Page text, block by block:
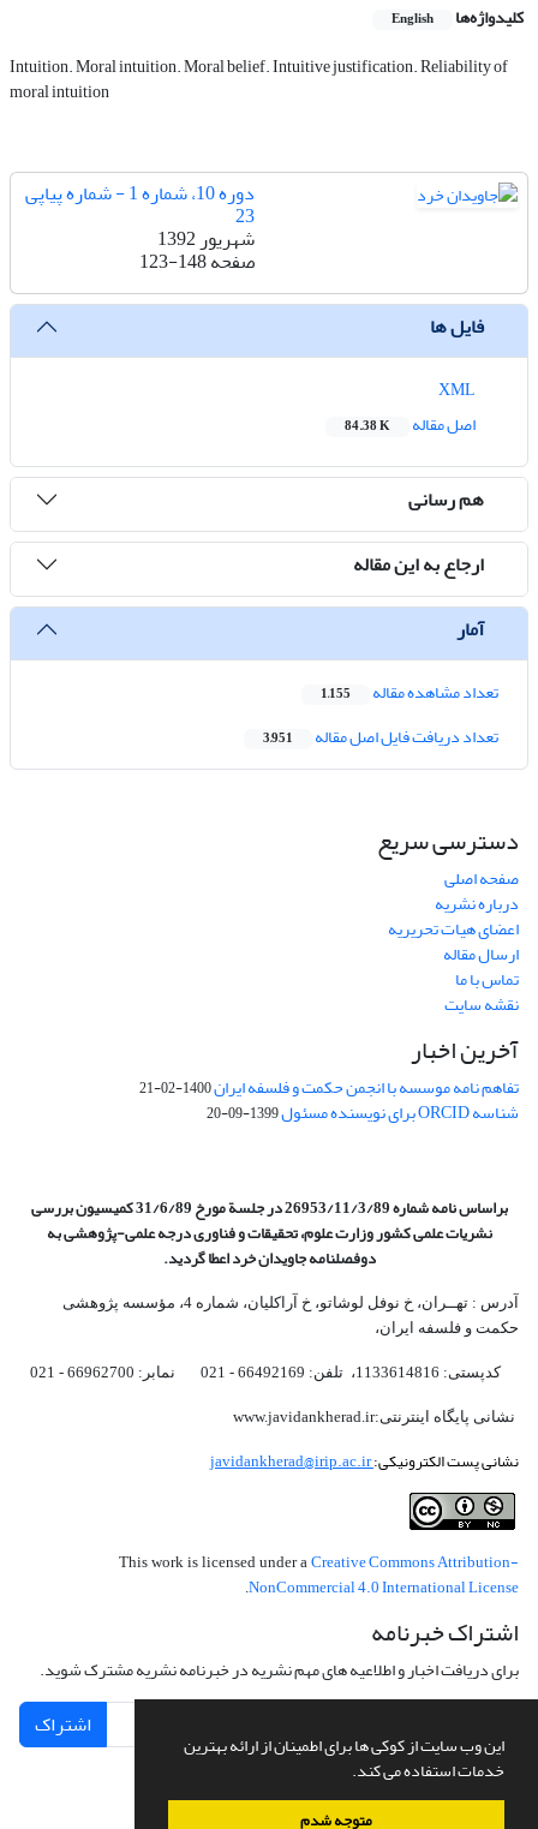
این وب سایت از کوکی ها برای اطمینان از ارائه بهترین
خدمات استفاده می کند.
متوجه شدم
کلیدواژه‌ها English
Intuition. Moral intuition. Moral belief. Intuitive justification. Reliability of
moral intuition
دوره 10، شماره 1 - شماره پیاپی
23
شهریور 1392
صفحه123-148
فایل ها
اصل مقاله
84.38 K
هم رسانی
ارجاع به این مقاله
آمار
تعداد مشاهده مقاله 1,155
تعداد دریافت فایل اصل مقاله 3,951
دسترسی سریع
صفحه اصلی
درباره نشریه
اعضای هیات تحریریه
ارسال مقاله
تماس با ما
نقشه سایت
آخرین اخبار
تفاهم نامه موسسه با انجمن حکمت و فلسفه ایران1400-02-21
شناسه ORCID برای نویسنده مسئول 1399-09-20
براساس نامه شماره 26953/11/3/89 در جلسة مورخ 31/6/89 کمیسیون
بررسی
نشریات علمی کشور وزارت علوم، تحقیقات و فناوری درجه علمی‌-پژوهشیبه
دوفصلنامه جاویدان خرد اعطا گردید.
آدرس : تهــران، خ نوفل لوشاتو، خ آراکلیان، شماره 4،‌ مؤسسه پژوهشی
حکمت و فلسفه ایران،‌
کدپستی: 1133614816، تلفن: 66492169 - 021 نمابر: 66962700 - 021
نشانی پایگاه اینترنتی:www.javidankherad.ir
نشانی پست الکترونیکی:javidankherad@irip.ac.ir
This work is licensed under a Creative Commons Attribution-
NonCommercial 4.0 International License
.
اشتراک خبرنامه
برای دریافت اخبار و اطلاعیه های مهم نشریه در خبرنامه نشریه مشترک شوید.
اشتراک